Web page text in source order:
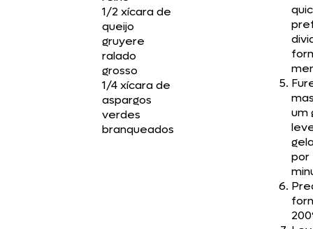
1/2 xícara de
queijo
gruyere
ralado
grosso
1/4 xícara de
aspargos
verdes
branqueados
um
por